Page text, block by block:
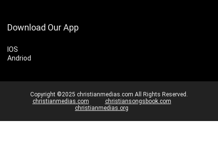
Download Our App
IOS
Andriod
Copyright ©2025 christianmedias.com All Rights Reserved.
christianmedias.com
christiansongsbook.com
christianmedias.org